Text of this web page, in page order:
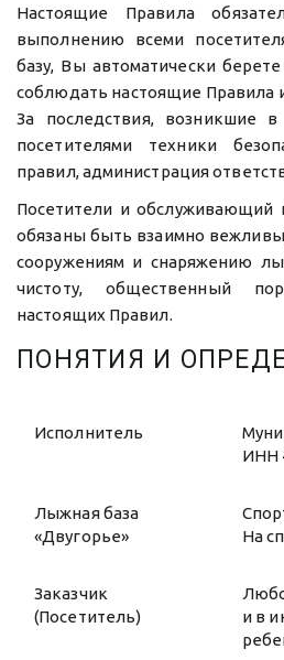
Настоящие Правила
выполнению всеми
базу, Вы автоматически
соблюдать настоящие Правила
За последствия, возникшие
посетителями техники
правил, администрация
Посетители и обслуживающий
обязаны быть взаимно
сооружениям и снаряжению
чистоту, общественный
настоящих Правил.
ПОНЯТИЯ И
Исполнитель
ИНН
Лыжная база
«Двугорье»
На
Заказчик
(Посетитель)
и в